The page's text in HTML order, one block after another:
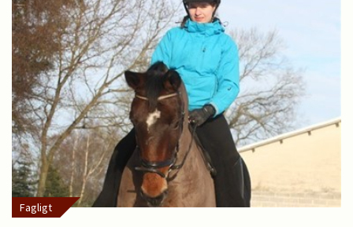
Fagligt